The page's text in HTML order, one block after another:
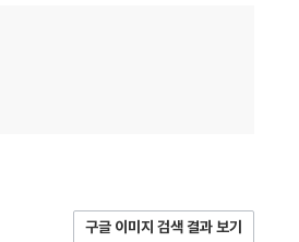
구글 이미지 검색 결과 보기